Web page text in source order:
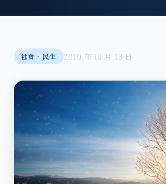
社會‧民生 2010 年 10 月 13 日